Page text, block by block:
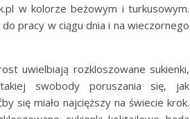
w kolorze beżowym i turkusowym.
pracy w ciągu dnia i na wieczornego
uwielbiają rozkloszowane sukienki,
swobody poruszania się, jak
się miało najcięższy na świecie krok.